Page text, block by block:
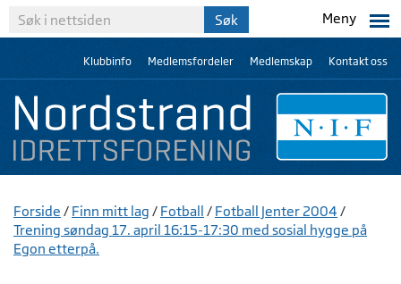
Meny
Klubbinfo Medlemsfordeler Medlemskap Kontakt oss
Forside / Finn mitt lag / Fotball / Fotball Jenter 2004 /
Trening søndag 17. april 16:15-17:30 med sosial hygge på
Egon etterpå.